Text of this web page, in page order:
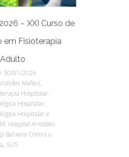
– XXI Curso de
em Fisioterapia
30/01/2026
Maltez,
Hospitalar,
Hospitalar,
Hospitalar e
Hospital Aristides
Bahiana Contra o
SUS